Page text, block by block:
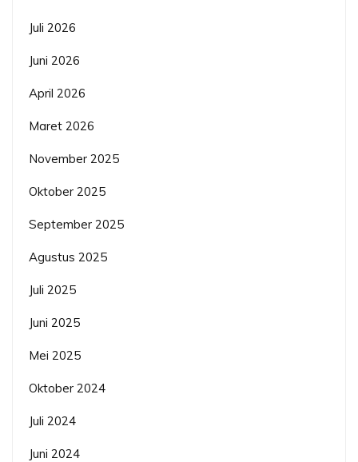
Juli 2026
Juni 2026
April 2026
Maret 2026
November 2025
Oktober 2025
September 2025
Agustus 2025
Juli 2025
Juni 2025
Mei 2025
Oktober 2024
Juli 2024
Juni 2024